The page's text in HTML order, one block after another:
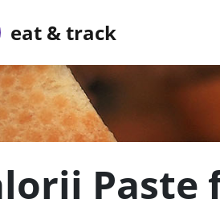
eat & track
Paste